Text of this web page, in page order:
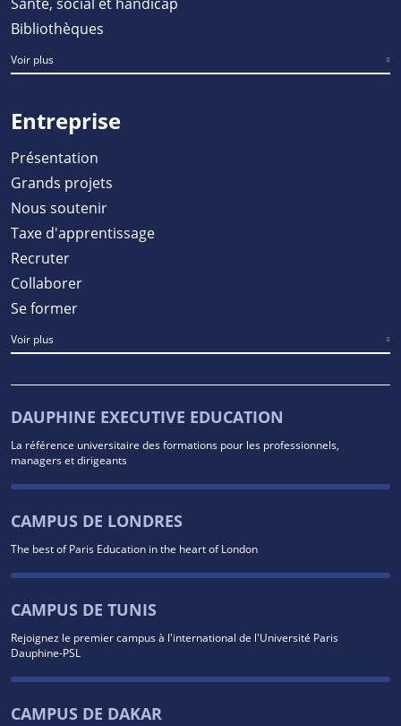
Bibliothèques
Voir plus
Entreprise
Présentation
Grands projets
Nous soutenir
Taxe d'apprentissage
Recruter
Collaborer
Se former
Voir plus
DAUPHINE EXECUTIVE EDUCATION
La référence universitaire des formations pour les professionnels,
managers et dirigeants
CAMPUS DE LONDRES
The best of Paris Education in the heart of London
CAMPUS DE TUNIS
Rejoignez le premier campus à l'international de l'Université Paris
Dauphine-PSL
CAMPUS DE DAKAR